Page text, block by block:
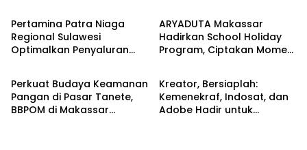
Emas
Pertamina Patra Niaga
Regional Sulawesi
Optimalkan Penyaluran
ARYADUTA Makassar
Hadirkan School Holiday
Program, Ciptakan Momen
Input Ekonomi
Perkuat Budaya Keamanan
Pangan di Pasar Tanete,
BBPOM di Makassar
Input Ekonomi
Kreator, Bersiaplah:
Kemenekraf, Indosat, dan
Adobe Hadir untuk